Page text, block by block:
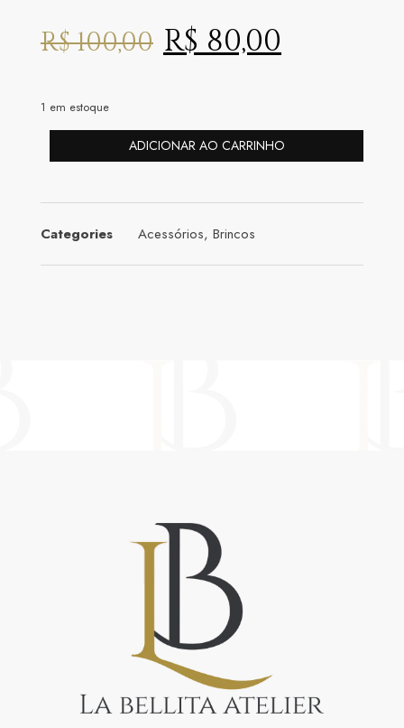
R$100,00 R$80,00
1 em estoque
ADICIONAR AO CARRINHO
Categories Acessórios, Brincos